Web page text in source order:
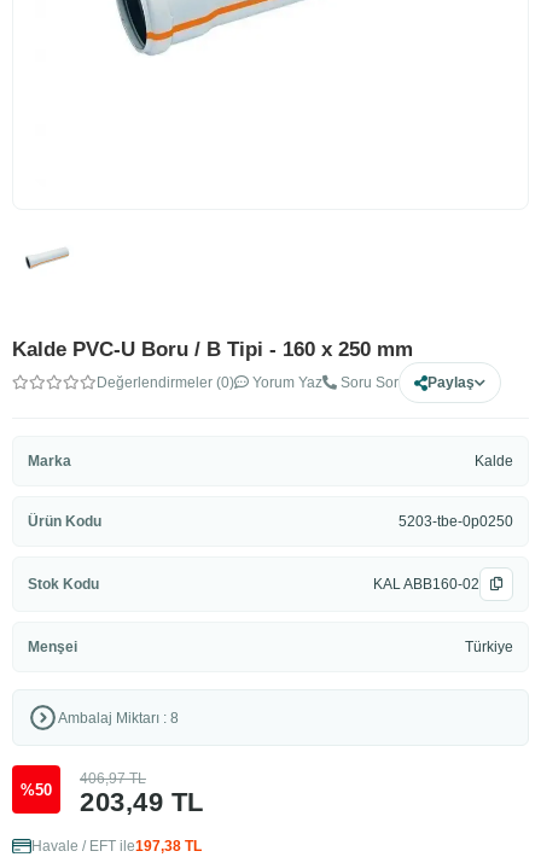
Kalde PVC-U Boru / B Tipi - 160 x 250 mm
Değerlendirmeler (0) Yorum Yaz Soru Sor Paylaş
Marka Kalde
Ürün Kodu 5203-tbe-0p0250
Stok Kodu KAL ABB160-02
Menşei Türkiye
Ambalaj Miktarı : 8
%50 203,49 TL
406,97 TL
Havale / EFT ile197,38 TL